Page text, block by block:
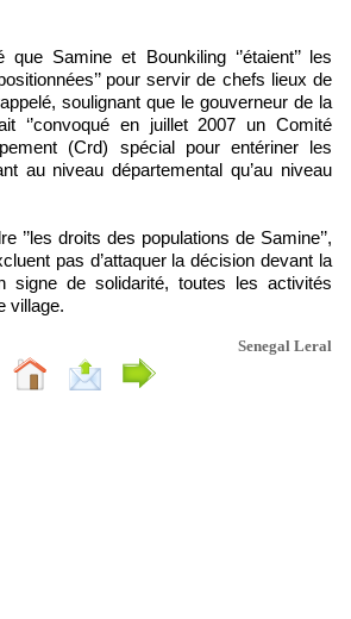
Samine et Bounkiling ‘’étaient’’ les
pour servir de chefs lieux de
soulignant que le gouverneur de la
‘’convoqué en juillet 2007 un Comité
(Crd) spécial pour entériner les
au niveau départemental qu’au niveau
’’les droits des populations de Samine’’,
pas d’attaquer la décision devant la
signe de solidarité, toutes les activités
village.
Senegal Leral